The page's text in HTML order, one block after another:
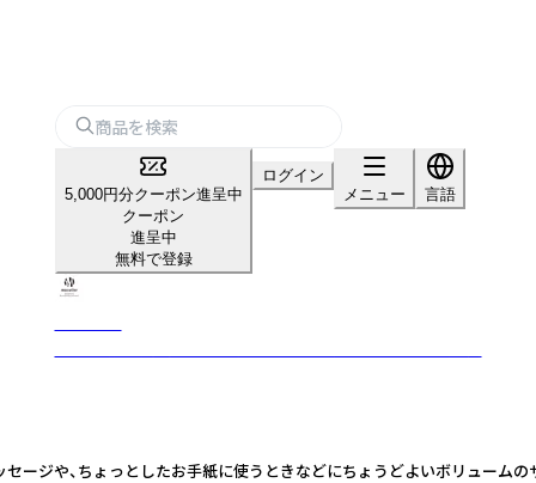
5,000円分クーポン進呈中
クーポン
進呈中
無料で登録
ログイン
メニュー
言語
ちょっとしたお手紙に使うときなどにちょうどよいボリューム